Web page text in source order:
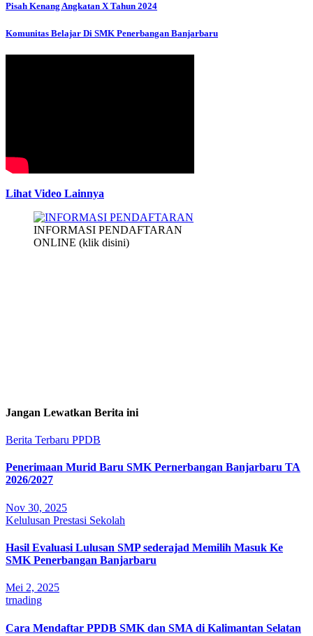
Pisah Kenang Angkatan X Tahun 2024
Komunitas Belajar Di SMK Penerbangan Banjarbaru
Lihat Video Lainnya
INFORMASI PENDAFTARAN
ONLINE (klik disini)
Jangan Lewatkan Berita ini
Berita Terbaru PPDB
Penerimaan Murid Baru SMK Pernerbangan Banjarbaru TA
2026/2027
Nov 30, 2025
Kelulusan Prestasi Sekolah
Hasil Evaluasi Lulusan SMP sederajad Memilih Masuk Ke
SMK Penerbangan Banjarbaru
Mei 2, 2025
trnading
Cara Mendaftar PPDB SMK dan SMA di Kalimantan Selatan